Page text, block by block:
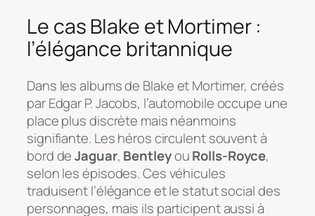
Le cas Blake et Mortimer :
l’élégance britannique
Dans les albums de Blake et Mortimer, créés
par Edgar P. Jacobs, l’automobile occupe une
place plus discrète mais néanmoins
signifiante. Les héros circulent souvent à
bord deJaguar, BentleyouRolls-Royce,
selon les épisodes. Ces véhicules
traduisent l’élégance et le statut social des
personnages, mais ils participent aussi à